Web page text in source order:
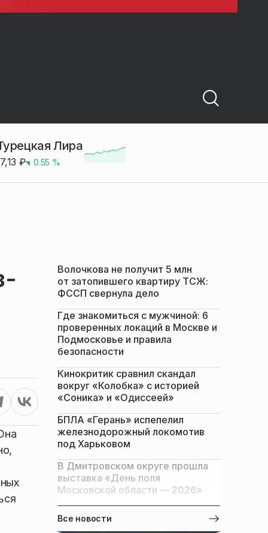
Лира
₽ 0.55 %
Волочкова не получит 5 млн
от затопившего квартиру ТСЖ:
ФССП свернула дело
Где знакомиться с мужчиной: 6
проверенных локаций в Москве и
Подмосковье и правила
безопасности
Кинокритик сравнил скандал
вокруг «Колобка» с историей
«Соника» и «Одиссеей»
БПЛА «Герань» испепелил
железнодорожный локомотив
под Харьковом
В Дмитровском округе прошла
выставка «День поля
Московской области — 2026»
Все новости